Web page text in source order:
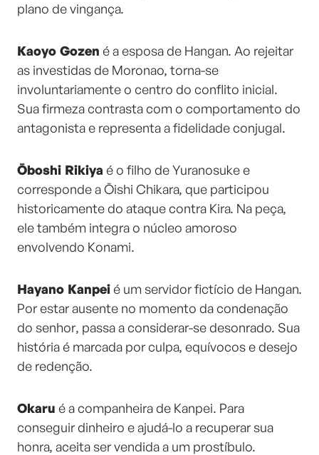
plano de vingança.
Kaoyo Gozen é a esposa de Hangan. Ao rejeitar
as investidas de Moronao, torna-se
involuntariamente o centro do conflito inicial.
Sua firmeza contrasta com o comportamento do
antagonista e representa a fidelidade conjugal.
Ōboshi Rikiya é o filho de Yuranosuke e
corresponde a Ōishi Chikara, que participou
historicamente do ataque contra Kira. Na peça,
ele também integra o núcleo amoroso
envolvendo Konami.
Hayano Kanpeié um servidor fictício de Hangan.
Por estar ausente no momento da condenação
do senhor, passa a considerar-se desonrado. Sua
história é marcada por culpa, equívocos e desejo
de redenção.
Okaru é a companheira de Kanpei. Para
conseguir dinheiro e ajudá-lo a recuperar sua
honra, aceita ser vendida a um prostíbulo.